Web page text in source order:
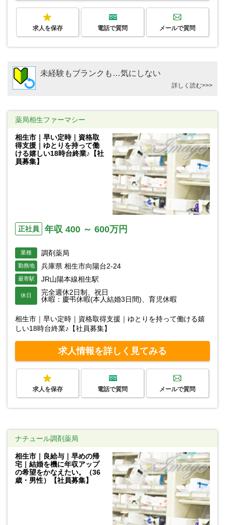
求人を保存 電話で質問 メールで質問
未経験もブランクも…気にしない
詳しく読む>>>
薬局相生ファーマシー
相生市｜早い定時｜資格取
得支援｜ゆとりを持って働
ける嬉しい18時台終業♪【社
員募集】
正社員 年収 400 ～ 600万円
業種 調剤薬局
勤務地 兵庫県 相生市向陽台2-24
最寄駅 JR山陽本線相生駅
休日
完全週休2日制、祝日
休暇：慶弔休暇(本人結婚3日間)、育児休暇
相生市｜早い定時｜資格取得支援｜ゆとりを持って働ける嬉
しい18時台終業♪【社員募集】
求人情報を詳しく見てみる
求人を保存 電話で質問 メールで質問
ナチュール調剤薬局
相生市｜良給与｜早めの帰
宅｜結婚を機に年収アップ
の希望をかなえたい。（36
歳・男性）【社員募集】